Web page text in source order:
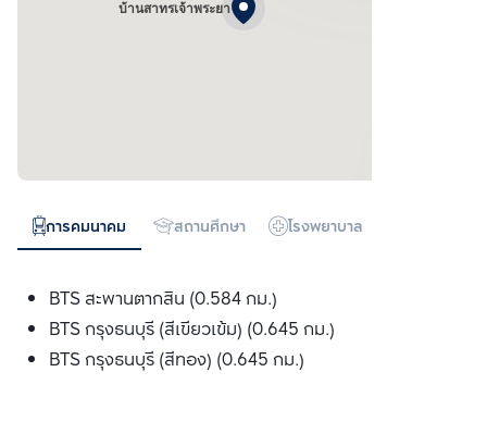
บ้านสาทรเจ้าพระยา
การคมนาคม สถานศึกษา โรงพยาบาล
BTS สะพานตากสิน (0.584 กม.)
BTS กรุงธนบุรี (สีเขียวเข้ม) (0.645 กม.)
BTS กรุงธนบุรี (สีทอง) (0.645 กม.)